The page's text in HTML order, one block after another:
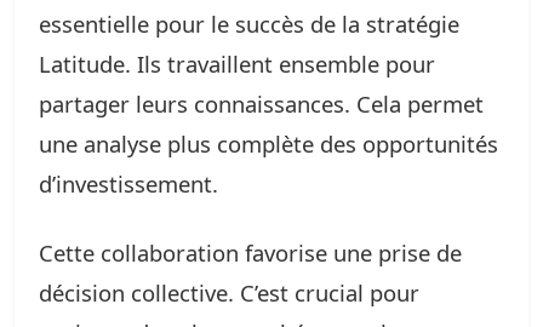
essentielle pour le succès de la stratégie
Latitude. Ils travaillent ensemble pour
partager leurs connaissances. Cela permet
une analyse plus complète des opportunités
d’investissement.
Cette collaboration favorise une prise de
décision collective. C’est crucial pour